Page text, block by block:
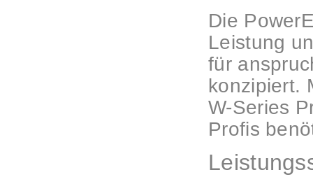
Die
Leistung
für
konzipiert.
W-Series
Profis